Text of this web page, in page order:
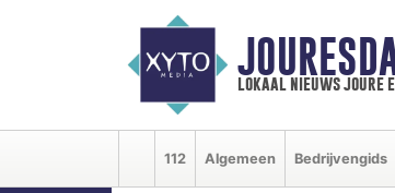
lokaal nieuws joure
112 Algemeen Bedrijvengids